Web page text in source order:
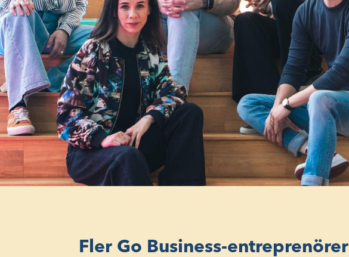
Fler Go Business-entreprenörer